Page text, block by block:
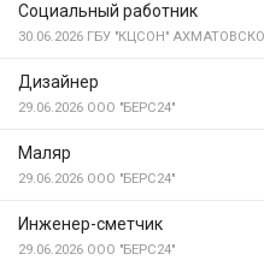
Социальный работник
30.06.2026 ГБУ "КЦСОН"
Дизайнер
29.06.2026 ООО "БЕРС24"
Маляр
29.06.2026 ООО "БЕРС24"
Инженер-сметчик
29.06.2026 ООО "БЕРС24"